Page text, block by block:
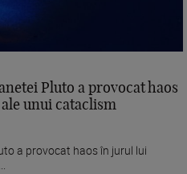
Pluto a provocat haos
unui cataclism
a provocat haos în jurul lui